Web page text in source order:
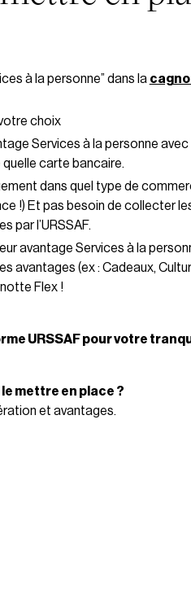
à la personne” dans la
choix
Services à la personne
carte bancaire.
dans quel type de
!) Et pas besoin de collecter
par l’URSSAF.
avantage Services à la
avantages (ex : Cadeaux,
Flex !
URSSAF pour votre
le mettre en place ?
et avantages.